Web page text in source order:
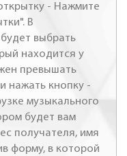
- Нажмите
В
выбрать
находится у
превышать
нажать кнопку -
музыкального
будет вам
получателя, имя
форму, в которой